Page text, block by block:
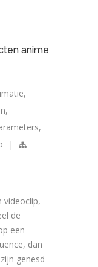
anime
,
,
,
|
videoclip,
de
een
dan
genesd